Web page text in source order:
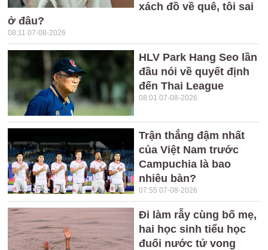
xách đồ về quê, tôi sai
ở đâu?
08:11 07-08-2026
HLV Park Hang Seo lần
đầu nói về quyết định
đến Thai League
08:01 07-08-2026
Trận thắng đậm nhất
của Việt Nam trước
Campuchia là bao
nhiêu bàn?
07:55 07-08-2026
Đi làm rẫy cùng bố mẹ,
hai học sinh tiểu học
đuối nước tử vong